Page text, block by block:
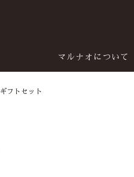
マルナオについて
ギフトセット